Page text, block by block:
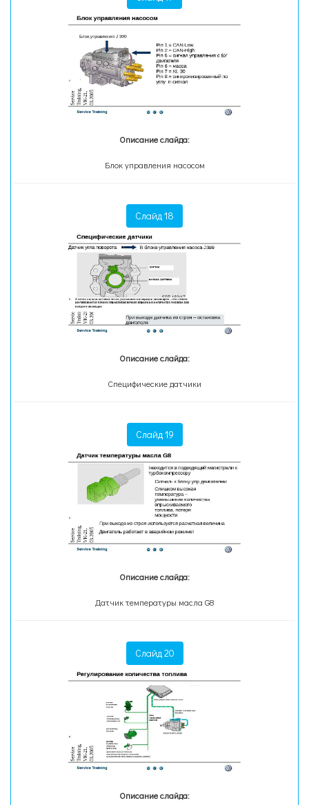
Описание слайда:
Блок управления насосом
Слайд 18
Описание слайда:
Специфические датчики
Слайд 19
Описание слайда:
Датчик температуры масла G8
Слайд 20
Описание слайда: